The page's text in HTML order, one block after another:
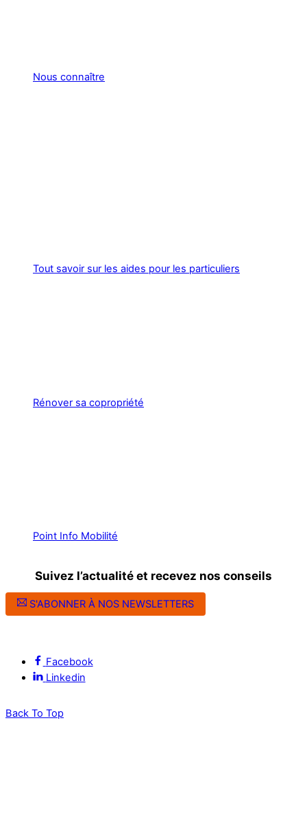
Nous connaître
Tout savoir sur les aides pour les particuliers
Rénover sa copropriété
Point Info Mobilité
Suivez l’actualité et recevez nos conseils
S'ABONNER À NOS NEWSLETTERS
Facebook
Linkedin
Back To Top